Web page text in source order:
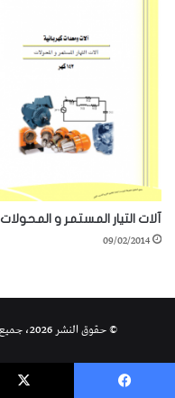
آلات التيار المستمر و المحولات
09/02/2014
© حقوق النشر 2026، جميع الحقوق محفوظة |